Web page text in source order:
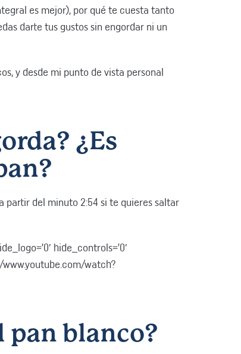
es mejor), por qué te cuesta tanto
darte tus gustos sin engordar ni un
y desde mi punto de vista personal
¿Es
partir del minuto 2:54 si te quieres saltar
hide_controls=’0′
www.youtube.com/watch?
pan blanco?